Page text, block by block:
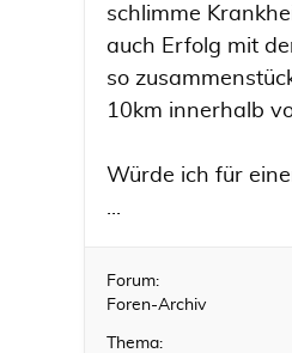
schlimme
auch Erfolg mit
so
10km innerhalb
Würde ich für
...
Forum:
Foren-Archiv
Thema: